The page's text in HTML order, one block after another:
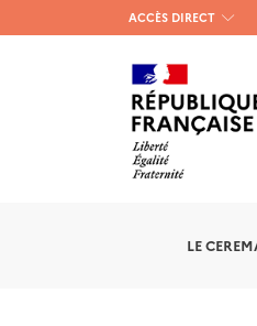
Menu
haut
gauche
ACCÈS DIRECT
LE